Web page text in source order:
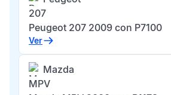
207
Peugeot 207 2009 con P7100
Ver
Mazda
MPV